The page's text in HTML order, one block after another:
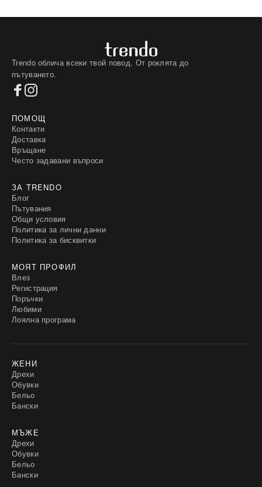
Trendo облича всеки твой повод. От роклята до
пътуването.
ПОМОЩ
Контакти
Доставка
Връщане
Често задавани въпроси
ЗА TRENDO
Блог
Пътувания
Общи условия
Политика за лични данни
Политика за бисквитки
МОЯТ ПРОФИЛ
Влез
Регистрация
Поръчки
Любими
Лоялна програма
ЖЕНИ
Дрехи
Обувки
Бельо
Бански
МЪЖЕ
Дрехи
Обувки
Бельо
Бански